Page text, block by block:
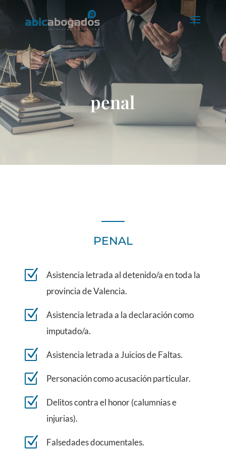
penal
PENAL
Z
Asistencia letrada al detenido/a en toda la
provincia de Valencia.
Z
Asistencia letrada a la declaración como
imputado/a.
Z Asistencia letrada a Juicios de Faltas.
Z Personación como acusación particular.
Z
Delitos contra el honor (calumnias e
injurias).
Z Falsedades documentales.